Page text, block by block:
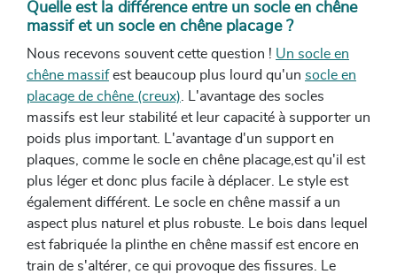
Quelle est la différence entre un socle en chêne
massif et un socle en chêne placage ?
Nous recevons souvent cette question ! Un socle en
chêne massifest beaucoup plus lourd qu'un socle en
placage de chêne (creux) . L'avantage des socles
massifs est leur stabilité et leur capacité à supporter un
poids plus important. L'avantage d'un support en
plaques, comme le socle en chêne placage,est qu'il est
plus léger et donc plus facile à déplacer. Le style est
également différent. Le socle en chêne massif a un
aspect plus naturel et plus robuste. Le bois dans lequel
est fabriquée la plinthe en chêne massif est encore en
train de s'altérer, ce qui provoque des fissures. Le